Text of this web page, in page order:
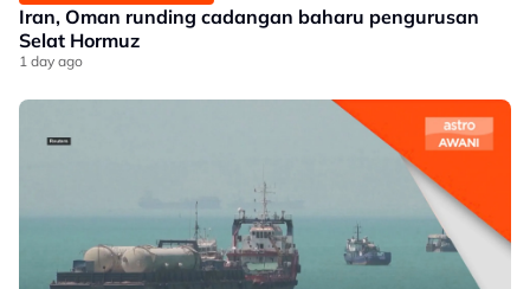
Iran, Oman runding cadangan baharu pengurusan
Selat Hormuz
1 day ago